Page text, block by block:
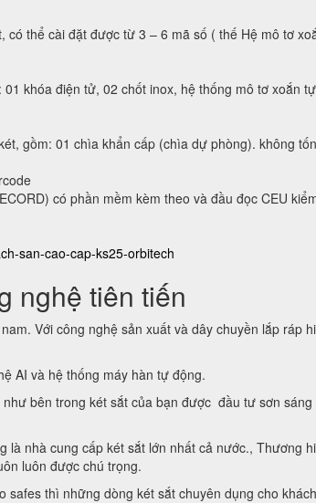
thể cài đặt được từ 3 – 6 mã số ( thế Hệ mô tơ
khóa điện tử, 02 chốt inox, hệ thống mô tơ xoắn tự
gồm: 01 chìa khẩn cấp (chìa dự phòng). không
có phần mềm kèm theo và đầu đọc CEU
san-cao-cap-ks25-orbitech
nghệ tiên tiến
Với công nghệ sản xuất và dây chuyền lắp ráp
AI và hệ thống máy hàn tự động.
bên trong két sắt của bạn được đầu tư sơn sáng
là nhà cung cấp két sắt lớn nhất cả nước., Thương
luôn được chú trọng.
thì những dòng két sắt chuyên dụng cho